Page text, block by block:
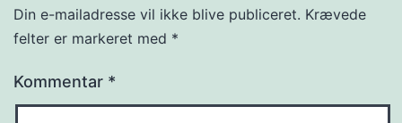
Din e-mailadresse vil ikke blive publiceret. Krævede
felter er markeret med *
Kommentar *